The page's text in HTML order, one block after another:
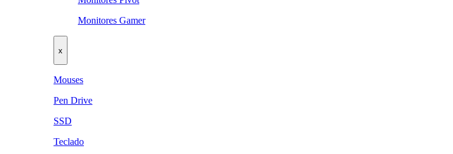
Monitores Gamer
x
Mouses
Pen Drive
SSD
Teclado